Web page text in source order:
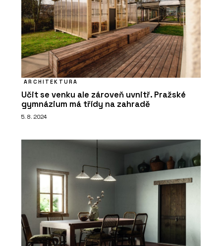
ARCHITEKTURA
Učit se venku ale zároveň uvnitř. Pražské
gymnázium má třídy na zahradě
5. 8. 2024